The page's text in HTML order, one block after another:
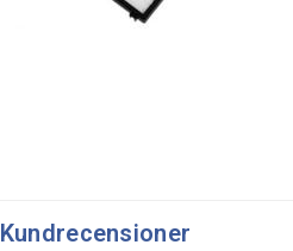
Kundrecensioner